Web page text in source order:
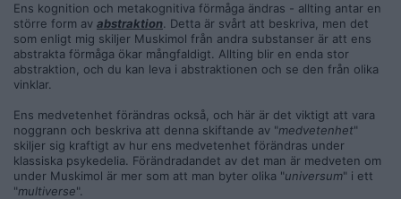
Ens kognition och metakognitiva förmåga ändras - allting antar en
större form av abstraktion. Detta är svårt att beskriva, men det
som enligt mig skiljer Muskimol från andra substanser är att ens
abstrakta förmåga ökar mångfaldigt. Allting blir en enda stor
abstraktion, och du kan leva i abstraktionen och se den från olika
vinklar.
Ens medvetenhet förändras också, och här är det viktigt att vara
noggrann och beskriva att denna skiftande av "medvetenhet"
skiljer sig kraftigt av hur ens medvetenhet förändras under
klassiska psykedelia. Förändradandet av det man är medveten om
under Muskimol är mer som att man byter olika "universum" i ett
"multiverse".